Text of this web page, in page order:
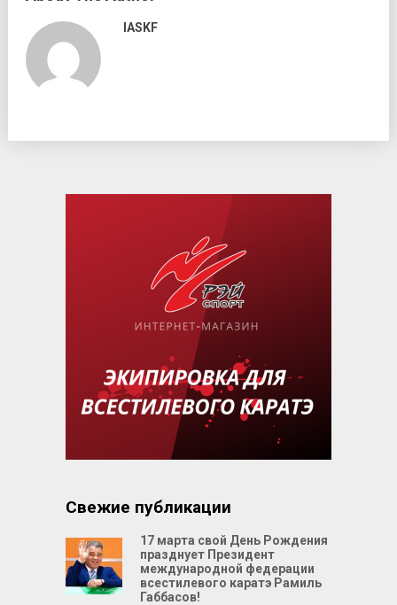
IASKF
Свежие публикации
17 марта свой День Рождения
празднует Президент
международной федерации
всестилевого каратэ Рамиль
Габбасов!